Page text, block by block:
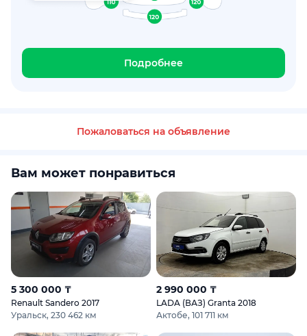
Подробнее
Пожаловаться на объявление
Вам может понравиться
5 300 000 ₸
Renault Sandero 2017
Уральск, 230 462 км
2 990 000 ₸
LADA (ВАЗ) Granta 2018
Актобе, 101 711 км